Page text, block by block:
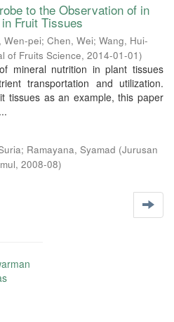
to the Observation of in
Fruit Tissues
Wen-pei; Chen, Wei; Wang, Hui-
of Fruits Science, 2014-01-01)
mineral nutrition in plant tissues
transportation and utilization.
tissues as an example, this paper
; Ramayana, Syamad (Jurusan
, 2008-08)